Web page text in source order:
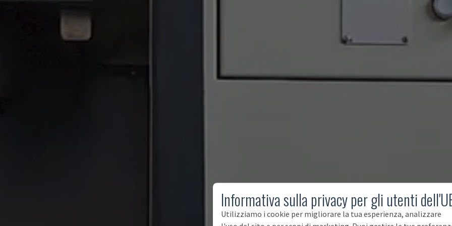
Informativa sulla privacy per gli utenti
Utilizziamo i cookie per migliorare la tua esperienza, analizzare